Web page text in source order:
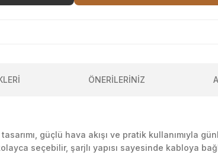
ÖNERİLERİNİZ
güçlü hava akışı ve pratik kullanımıyla
seçebilir, şarjlı yapısı sayesinde kabloya